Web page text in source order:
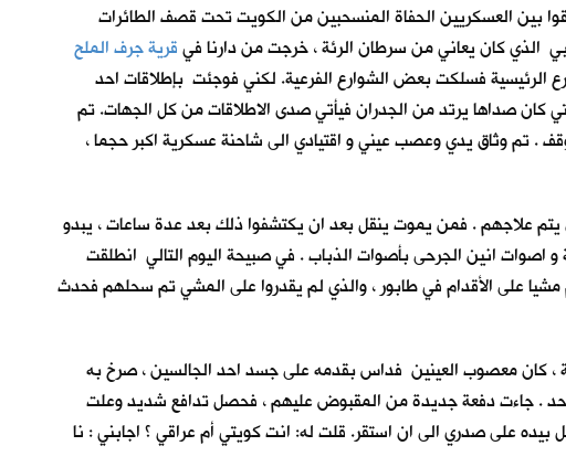
بين العسكريين الحفاة المنسحبين من الكويت تحت قصف الطائرات
الذي كان يعاني من سرطان الرئة ، خرجت من دارنا فيقرية جرف الملح
الرئيسية فسلكت بعض الشوارع الفرعية. لكني فوجئت بإطلاقات احد
كان صداها يرتد من الجدران فيأتي صدى الاطلاقات من كل الجهات. تم
. تم وثاق يدي وعصب عيني و اقتيادي الى شاحنة عسكرية اكبر حجما ،
يتم علاجهم . فمن يموت ينقل بعد ان يكتشفوا ذلك بعد عدة ساعات ، يبدو
و اصوات انين الجرحى بأصوات الذباب . في صبيحة اليوم التالي انطلقت
على الأقدام في طابور ، والذي لم يقدروا على المشي تم سحلهم فحدث
، كان معصوب العينين فداس بقدمه على جسد احد الجالسين ، صرخ به
احد . جاءت دفعة جديدة من المقبوض عليهم ، فحصل تدافع شديد وعلت
بيده على صدري الى ان استقر. قلت له: انت كويتي أم عراقي ؟ اجابني : نا